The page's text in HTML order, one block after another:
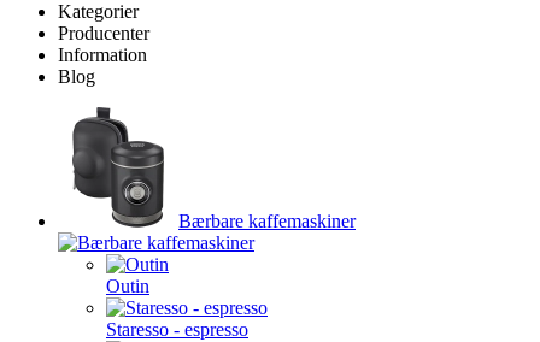
Kategorier
Producenter
Information
Blog
Bærbare kaffemaskiner
Outin
Staresso - espresso